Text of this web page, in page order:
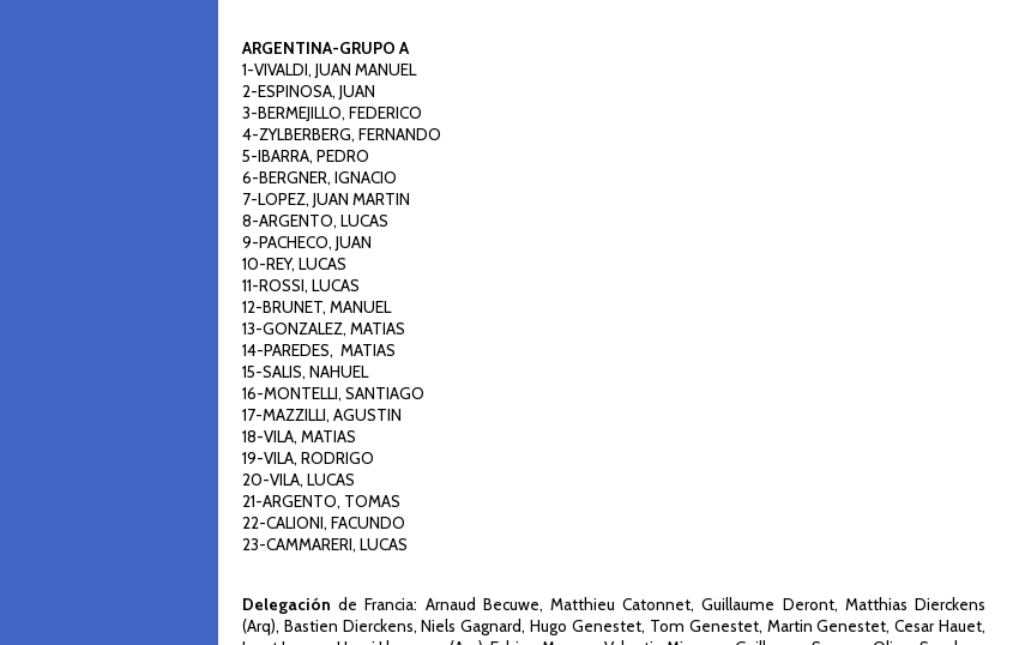
ARGENTINA-GRUPO A
1-VIVALDI, JUAN MANUEL
2-ESPINOSA, JUAN
3-BERMEJILLO, FEDERICO
4-ZYLBERBERG, FERNANDO
5-IBARRA, PEDRO
6-BERGNER, IGNACIO
7-LOPEZ, JUAN MARTIN
8-ARGENTO, LUCAS
9-PACHECO, JUAN
10-REY, LUCAS
11-ROSSI, LUCAS
12-BRUNET, MANUEL
13-GONZALEZ, MATIAS
14-PAREDES, MATIAS
15-SALIS, NAHUEL
16-MONTELLI, SANTIAGO
17-MAZZILLI, AGUSTIN
18-VILA, MATIAS
19-VILA, RODRIGO
20-VILA, LUCAS
21-ARGENTO, TOMAS
22-CALIONI, FACUNDO
23-CAMMARERI, LUCAS
Delegación de Francia: Arnaud Becuwe, Matthieu Catonnet, Guillaume Deront, Matthias Dierckens
(Arq), Bastien Dierckens, Niels Gagnard, Hugo Genestet, Tom Genestet, Martin Genestet, Cesar Hauet,